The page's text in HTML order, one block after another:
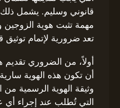
قانوني وسليم. يشمل
مهمة تثبت هوية الزوجين
تعد ضرورية لإتمام توثيق
أولاً، من الضروري
أن تكون هذه الهوية سارية
وثيقة الهوية الرسمية من
التي تُطلب عند إجراء أي